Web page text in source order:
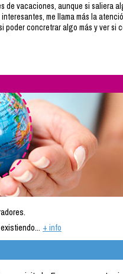
de vacaciones, aunque si saliera
me llama más la
poder concretrar algo más y ver si
+ info